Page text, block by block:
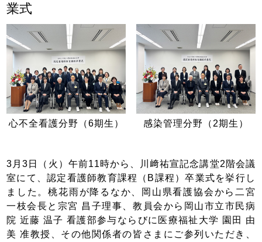
業式
心不全看護分野（6期生） 感染管理分野（2期生）
3月3日（火）午前11時から、川﨑祐宣記念講堂2階会議
室にて、認定看護師教育課程（B課程）卒業式を挙行し
ました。桃花雨が降るなか、岡山県看護協会から二宮
一枝会長と宗宮 昌子理事、教員会から岡山市立市民病
院 近藤 温子 看護部参与ならびに医療福祉大学 園田 由
美 准教授、その他関係者の皆さまにご参列いただき、